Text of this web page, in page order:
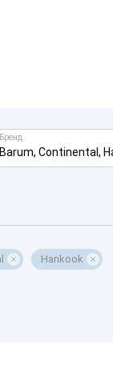
Continental,
Hankook